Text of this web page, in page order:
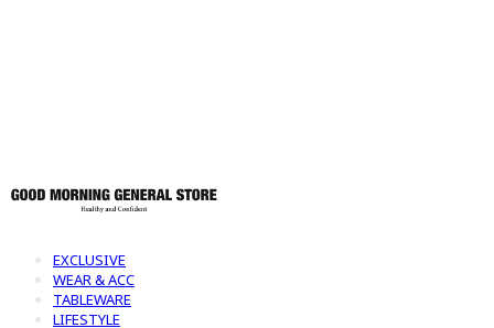
EXCLUSIVE
WEAR & ACC
TABLEWARE
LIFESTYLE